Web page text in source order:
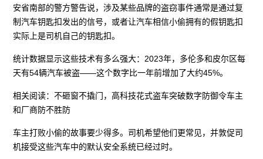
安省南部的警方警告说，涉及某些品牌的盗窃事件通常是通过复
制汽车钥匙扣发出的信号，或者让汽车相信小偷拥有的假钥匙扣
实际上是司机自己的钥匙扣。
统计数据显示这些技术有多么强大：2023年，多伦多和皮尔区每
天有54辆汽车被盗——这个数字比一年前增加了大约45%。
相关阅读：不砸窗不撬门，高科技花式盗车突破数字防御令车主
和厂商防不胜防
车主打败小偷的故事要少得多。司机希望他们更常见，并敦促司
机接受这些汽车中的默认安全系统已经过时。